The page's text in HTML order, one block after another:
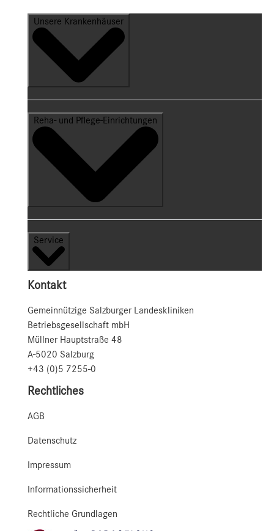
Unsere Krankenhäuser
Reha- und Pflege-Einrichtungen
Service
Kontakt
Gemeinnützige Salzburger Landeskliniken
Betriebsgesellschaft mbH
Müllner Hauptstraße 48
A-5020 Salzburg
+43 (0)5 7255-0
Rechtliches
AGB
Datenschutz
Impressum
Informationssicherheit
Rechtliche Grundlagen